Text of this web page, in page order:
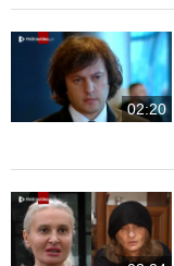
02:20